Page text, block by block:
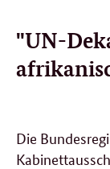
"UN-
Die